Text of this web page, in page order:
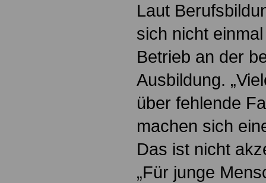
Laut
sich nicht
Betrieb an der
Ausbildung.
über fehlende
machen sich
Das ist nicht
„Für junge